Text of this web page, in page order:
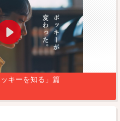
キーを知る」篇